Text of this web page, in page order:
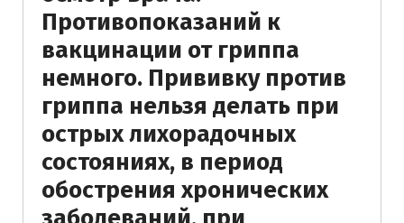
Противопоказаний к
вакцинации от гриппа
немного. Прививку против
гриппа нельзя делать при
острых лихорадочных
состояниях, в период
обострения хронических